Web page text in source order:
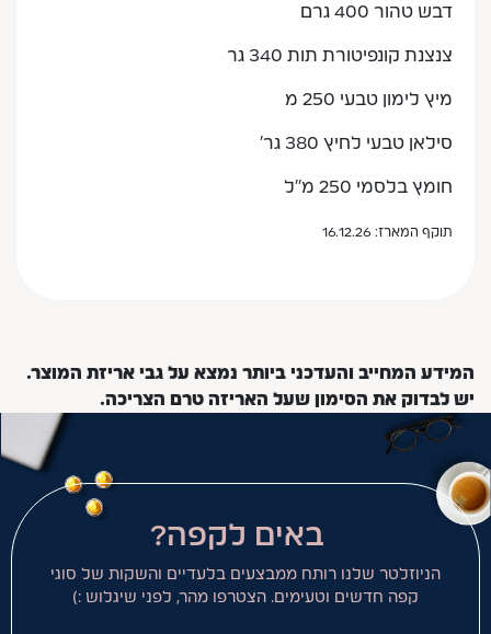
דבש טהור 400 גרם
צנצנת קונפיטורת תות 340 גר
מיץ לימון טבעי 250 מ
סילאן טבעי לחיץ 380 גר'
חומץ בלסמי 250 מ''ל
תוקף המארז: 16.12.26
המידע המחייב והעדכני ביותר נמצא על גבי אריזת המוצר.
יש לבדוק את הסימון שעל האריזה טרם הצריכה.
באים לקפה?
הניוזלטר שלנו רותח ממבצעים בלעדיים והשקות של סוגי
קפה חדשים וטעימים. הצטרפו מהר, לפני שיגלוש :)